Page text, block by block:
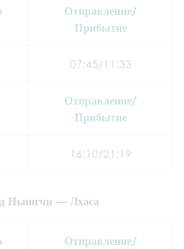
Отправление/
Прибытие
07:45/11:33
Отправление/
Прибытие
16:10/21:19
Ньингчи — Лхаса
Отправление/